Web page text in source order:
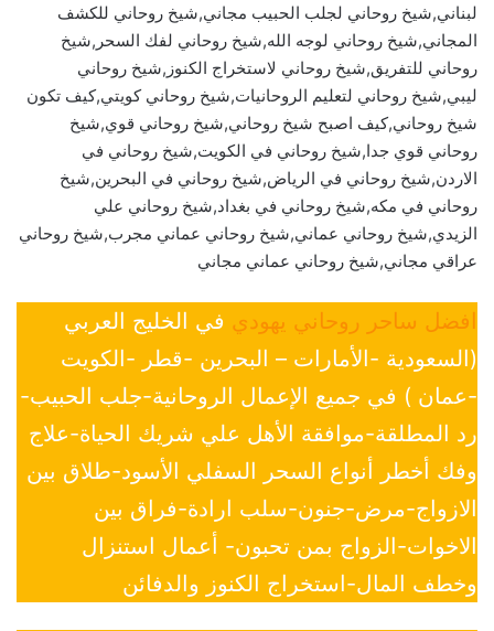
لبناني,شيخ روحاني لجلب الحبيب مجاني,شيخ روحاني للكشف
المجاني,شيخ روحاني لوجه الله,شيخ روحاني لفك السحر,شيخ
روحاني للتفريق,شيخ روحاني لاستخراج الكنوز,شيخ روحاني
ليبي,شيخ روحاني لتعليم الروحانيات,شيخ روحاني كويتي,كيف تكون
شيخ روحاني,كيف اصبح شيخ روحاني,شيخ روحاني قوي,شيخ
روحاني قوي جدا,شيخ روحاني في الكويت,شيخ روحاني في
الاردن,شيخ روحاني في الرياض,شيخ روحاني في البحرين,شيخ
روحاني في مكه,شيخ روحاني في بغداد,شيخ روحاني علي
الزيدي,شيخ روحاني عماني,شيخ روحاني عماني مجرب,شيخ روحاني
عراقي مجاني,شيخ روحاني عماني مجاني
افضل ساحر روحاني يهودي في الخليج العربي
(السعودية -الأمارات – البحرين -قطر -الكويت
-عمان ) في جميع الإعمال الروحانية-جلب الحبيب-
رد المطلقة-موافقة الأهل علي شريك الحياة-علاج
وفك أخطر أنواع السحر السفلي الأسود-طلاق بين
الازواج-مرض-جنون-سلب ارادة-فراق بين
الاخوات-الزواج بمن تحبون- أعمال استنزال
وخطف المال-استخراج الكنوز والدفائن